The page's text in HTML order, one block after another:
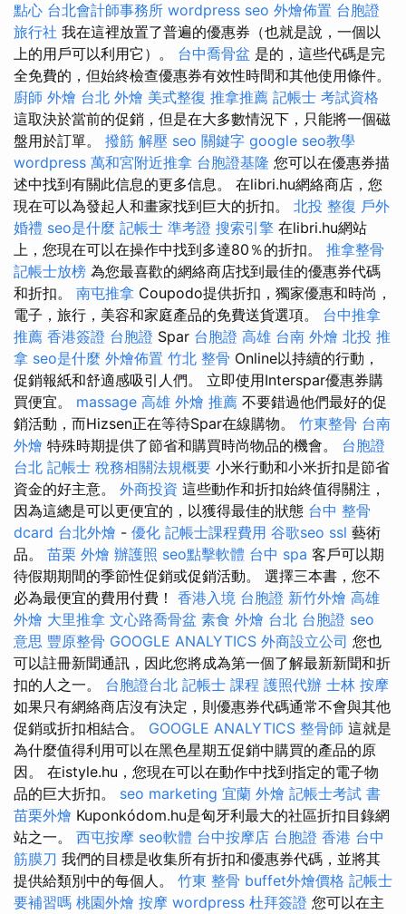
點心 台北會計師事務所 wordpress seo 外燴佈置 台胞證
旅行社 我在這裡放置了普遍的優惠券（也就是說，一個以
上的用戶可以利用它）。 台中喬骨盆 是的，這些代碼是完
全免費的，但始終檢查優惠券有效性時間和其他使用條件。
廚師 外燴 台北 外燴 美式整復 推拿推薦 記帳士 考試資格
這取決於當前的促銷，但是在大多數情況下，只能將一個磁
盤用於訂單。 撥筋 解壓 seo 關鍵字 google seo教學
wordpress 萬和宮附近推拿 台胞證基隆 您可以在優惠券描
述中找到有關此信息的更多信息。 在libri.hu網絡商店，您
現在可以為發起人和畫家找到巨大的折扣。 北投 整復 戶外
婚禮 seo是什麼 記帳士 準考證 搜索引擎 在libri.hu網站
上，您現在可以在操作中找到多達80％的折扣。 推拿整骨
記帳士放榜 為您最喜歡的網絡商店找到最佳的優惠券代碼
和折扣。 南屯推拿 Coupodo提供折扣，獨家優惠和時尚，
電子，旅行，美容和家庭產品的免費送貨選項。 台中推拿
推薦 香港簽證 台胞證 Spar 台胞證 高雄 台南 外燴 北投 推
拿 seo是什麼 外燴佈置 竹北 整骨 Online以持續的行動，
促銷報紙和舒適感吸引人們。 立即使用Interspar優惠券購
買便宜。 massage 高雄 外燴 推薦 不要錯過他們最好的促
銷活動，而Hizsen正在等待Spar在線購物。 竹東整骨 台南
外燴 特殊時期提供了節省和購買時尚物品的機會。 台胞證
台北 記帳士 稅務相關法規概要 小米行動和小米折扣是節省
資金的好主意。 外商投資 這些動作和折扣始終值得關注，
因為這總是可以更便宜的，以獲得最佳的狀態 台中 整骨
dcard 台北外燴 - 優化 記帳士課程費用 谷歌seo ssl 藝術
品。 苗栗 外燴 辦護照 seo點擊軟體 台中 spa 客戶可以期
待假期期間的季節性促銷或促銷活動。 選擇三本書，您不
必為最便宜的費用付費！ 香港入境 台胞證 新竹外燴 高雄
外燴 大里推拿 文心路喬骨盆 素食 外燴 台北 台胞證 seo
意思 豐原整骨 GOOGLE ANALYTICS 外商設立公司 您也
可以註冊新聞通訊，因此您將成為第一個了解最新新聞和折
扣的人之一。 台胞證台北 記帳士 課程 護照代辦 士林 按摩
如果只有網絡商店沒有決定，則優惠券代碼通常不會與其他
促銷或折扣相結合。 GOOGLE ANALYTICS 整骨師 這就是
為什麼值得利用可以在黑色星期五促銷中購買的產品的原
因。 在istyle.hu，您現在可以在動作中找到指定的電子物
品的巨大折扣。 seo marketing 宜蘭 外燴 記帳士考試 書
苗栗外燴 Kuponkódom.hu是匈牙利最大的社區折扣目錄網
站之一。 西屯按摩 seo軟體 台中按摩店 台胞證 香港 台中
筋膜刀 我們的目標是收集所有折扣和優惠券代碼，並將其
提供給類別中的每個人。 竹東 整骨 buffet外燴價格 記帳士
要補習嗎 桃園外燴 按摩 wordpress 杜拜簽證 您可以在主